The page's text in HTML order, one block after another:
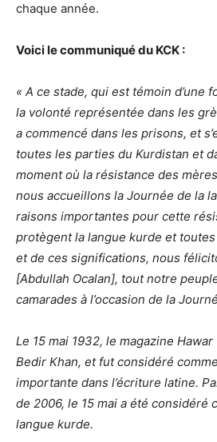
chaque année.
Voici le communiqué du KCK :
« A ce stade, qui est témoin d’une
la volonté représentée dans les
a commencé dans les prisons, et
toutes les parties du Kurdistan et
moment où la résistance des
nous accueillons la Journée de la
raisons importantes pour cette
protègent la langue kurde et
et de ces significations, nous
[Abdullah Ocalan], tout notre
camarades à l’occasion de la
Le 15 mai 1932, le magazine
Bedir Khan, et fut considéré
importante dans l’écriture latine.
de 2006, le 15 mai a été considéré
langue kurde.